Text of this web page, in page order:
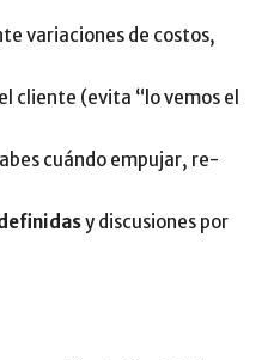
variaciones de costos,
cliente (evita “lo vemos el
cuándo empujar, re-
y discusiones por